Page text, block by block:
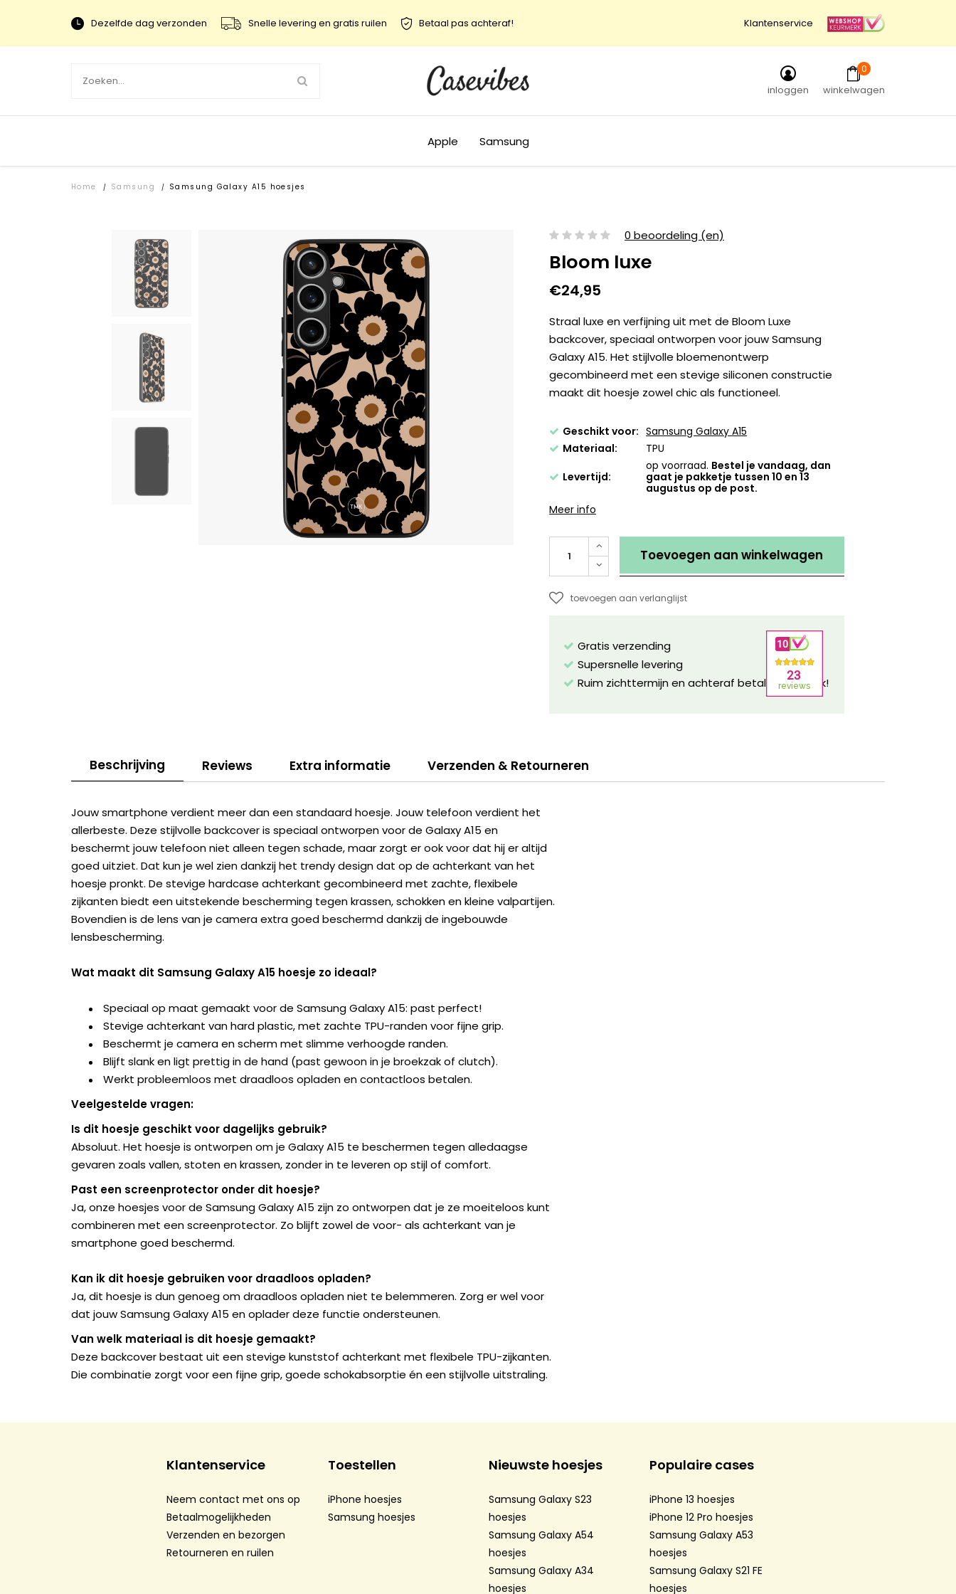
Dezelfde dag verzonden Snelle levering en gratis ruilen Betaal pas achteraf! Klantenservice
inloggen
0
winkelwagen
Apple Samsung
Home / Samsung / Samsung Galaxy A15 hoesjes
0 beoordeling (en)
Bloom luxe
€24,95
Straal luxe en verfijning uit met de Bloom Luxe
backcover, speciaal ontworpen voor jouw Samsung
Galaxy A15. Het stijlvolle bloemenontwerp
gecombineerd met een stevige siliconen constructie
maakt dit hoesje zowel chic als functioneel.
Geschikt voor: Samsung Galaxy A15
Materiaal:
TPU
Levertijd:
op voorraad. Bestel je vandaag, dan
gaat je pakketje tussen 10 en 13
augustus op de post.
Meer info
Toevoegen aan winkelwagen
toevoegen aan verlanglijst
Gratis verzending
Supersnelle levering
Ruim zichttermijn en achteraf betalen mogelijk!
Beschrijving Reviews Extra informatie Verzenden & Retourneren
Jouw smartphone verdient meer dan een standaard hoesje. Jouw telefoon verdient het
allerbeste. Deze stijlvolle backcover is speciaal ontworpen voor de Galaxy A15 en
beschermt jouw telefoon niet alleen tegen schade, maar zorgt er ook voor dat hij er altijd
goed uitziet. Dat kun je wel zien dankzij het trendy design dat op de achterkant van het
hoesje pronkt. De stevige hardcase achterkant gecombineerd met zachte, flexibele
zijkanten biedt een uitstekende bescherming tegen krassen, schokken en kleine valpartijen.
Bovendien is de lens van je camera extra goed beschermd dankzij de ingebouwde
lensbescherming.
Wat maakt dit Samsung Galaxy A15 hoesje zo ideaal?
Speciaal op maat gemaakt voor de Samsung Galaxy A15: past perfect!
Stevige achterkant van hard plastic, met zachte TPU-randen voor fijne grip.
Beschermt je camera en scherm met slimme verhoogde randen.
Blijft slank en ligt prettig in de hand (past gewoon in je broekzak of clutch).
Werkt probleemloos met draadloos opladen en contactloos betalen.
Veelgestelde vragen:
Is dit hoesje geschikt voor dagelijks gebruik?
Absoluut. Het hoesje is ontworpen om je Galaxy A15 te beschermen tegen alledaagse
gevaren zoals vallen, stoten en krassen, zonder in te leveren op stijl of comfort.
Past een screenprotector onder dit hoesje?
Ja, onze hoesjes voor de Samsung Galaxy A15 zijn zo ontworpen dat je ze moeiteloos kunt
combineren met een screenprotector. Zo blijft zowel de voor- als achterkant van je
smartphone goed beschermd.
Kan ik dit hoesje gebruiken voor draadloos opladen?
Ja, dit hoesje is dun genoeg om draadloos opladen niet te belemmeren. Zorg er wel voor
dat jouw Samsung Galaxy A15 en oplader deze functie ondersteunen.
Van welk materiaal is dit hoesje gemaakt?
Deze backcover bestaat uit een stevige kunststof achterkant met flexibele TPU-zijkanten.
Die combinatie zorgt voor een fijne grip, goede schokabsorptie én een stijlvolle uitstraling.
Klantenservice
Neem contact met ons op
Betaalmogelijkheden
Verzenden en bezorgen
Retourneren en ruilen
Toestellen
iPhone hoesjes
Samsung hoesjes
Nieuwste hoesjes
Samsung Galaxy S23
hoesjes
Samsung Galaxy A54
hoesjes
Samsung Galaxy A34
hoesjes
Populaire cases
iPhone 13 hoesjes
iPhone 12 Pro hoesjes
Samsung Galaxy A53
hoesjes
Samsung Galaxy S21 FE
hoesjes